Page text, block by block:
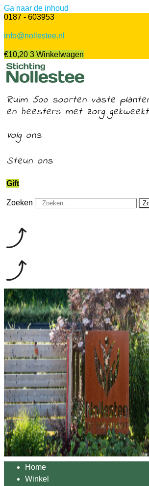
Ga naar de inhoud
0187 - 603953
info@nollestee.nl
€10,20 3 Winkelwagen
Ruim 500 soorten vaste
en heesters met zorg
Volg ons
Steun ons
Gift
Zoeken
Home
Winkel